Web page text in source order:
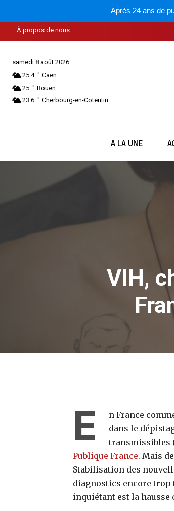
Après 24 ans de
À propos de nous
samedi 8 août 2026
25.4 C Caen
25 C Rouen
23.6 C Cherbourg-en-Cotentin
A LA UNE
VIH,
E
n France
dans le
transmissibles
Publique France. Mais
Stabilisation des
diagnostics encore trop
inquiétant est la hausse